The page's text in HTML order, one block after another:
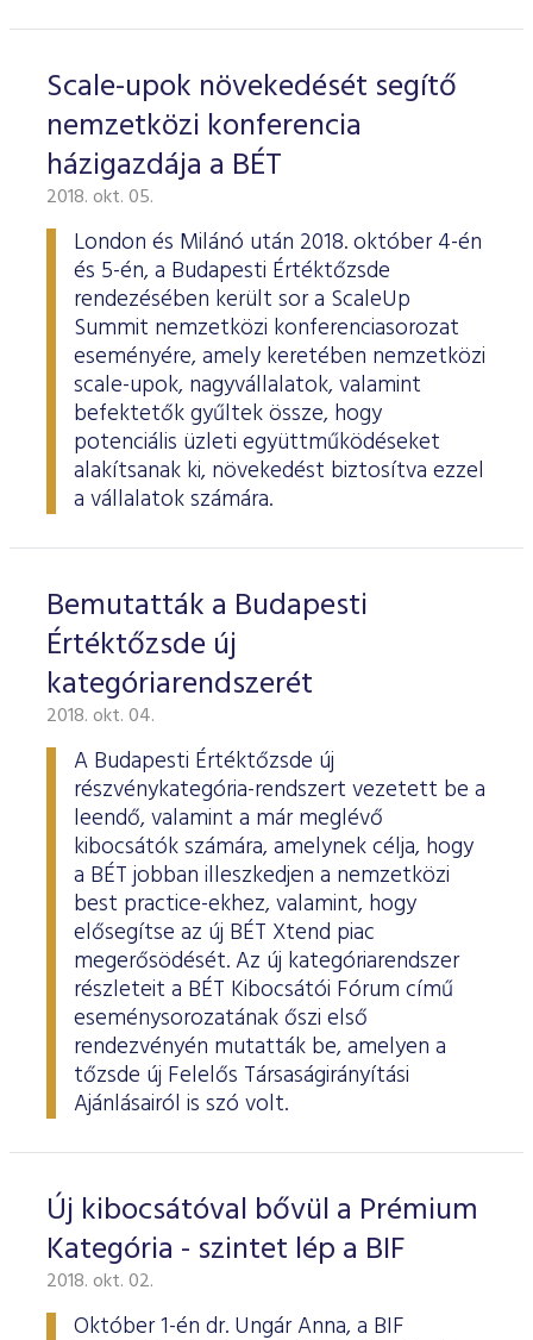
Scale-upok növekedését segítő
nemzetközi konferencia
házigazdája a BÉT
2018. okt. 05.
London és Milánó után 2018. október 4-én
és 5-én, a Budapesti Értéktőzsde
rendezésében került sor a ScaleUp
Summit nemzetközi konferenciasorozat
eseményére, amely keretében nemzetközi
scale-upok, nagyvállalatok, valamint
befektetők gyűltek össze, hogy
potenciális üzleti együttműködéseket
alakítsanak ki, növekedést biztosítva ezzel
a vállalatok számára.
Bemutatták a Budapesti
Értéktőzsde új
kategóriarendszerét
2018. okt. 04.
A Budapesti Értéktőzsde új
részvénykategória-rendszert vezetett be a
leendő, valamint a már meglévő
kibocsátók számára, amelynek célja, hogy
a BÉT jobban illeszkedjen a nemzetközi
best practice-ekhez, valamint, hogy
elősegítse az új BÉT Xtend piac
megerősödését. Az új kategóriarendszer
részleteit a BÉT Kibocsátói Fórum című
eseménysorozatának őszi első
rendezvényén mutatták be, amelyen a
tőzsde új Felelős Társaságirányítási
Ajánlásairól is szó volt.
Új kibocsátóval bővül a Prémium
Kategória - szintet lép a BIF
2018. okt. 02.
Október 1-én dr. Ungár Anna, a BIF